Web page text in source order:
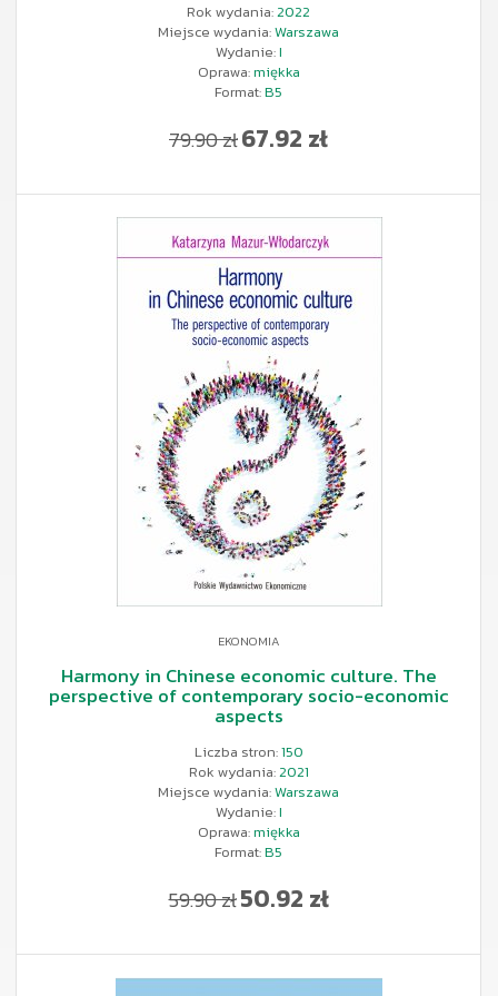
Rok wydania:2022
Miejsce wydania:Warszawa
Wydanie:I
Oprawa:miękka
Format:B5
79.90 zł67.92 zł
EKONOMIA
Harmony in Chinese economic culture. The
perspective of contemporary socio-economic
aspects
Liczba stron:150
Rok wydania:2021
Miejsce wydania:Warszawa
Wydanie:I
Oprawa:miękka
Format:B5
59.90 zł50.92 zł